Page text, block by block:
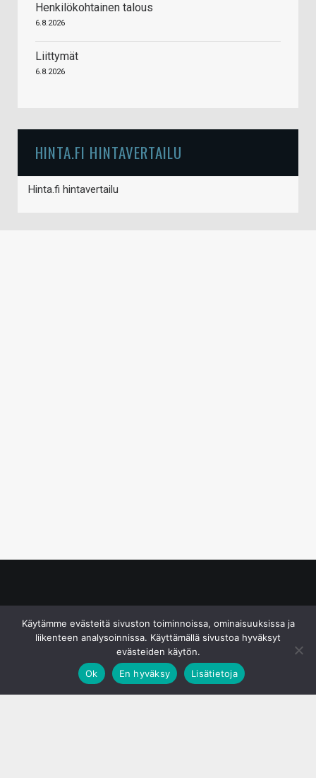
Henkilökohtainen talous
6.8.2026
Liittymät
6.8.2026
HINTA.FI HINTAVERTAILU
Hinta.fi hintavertailu
Käytämme evästeitä sivuston toiminnoissa, ominaisuuksissa ja
liikenteen analysoinnissa. Käyttämällä sivustoa hyväksyt
evästeiden käytön.
Ok
En hyväksy Lisätietoja